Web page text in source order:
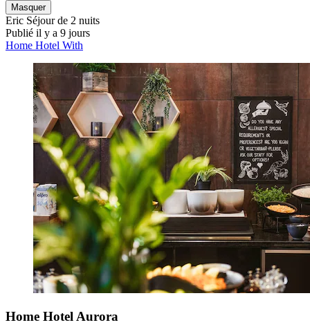
Masquer
Eric Séjour de 2 nuits
Publié il y a 9 jours
Home Hotel With
Home Hotel Aurora